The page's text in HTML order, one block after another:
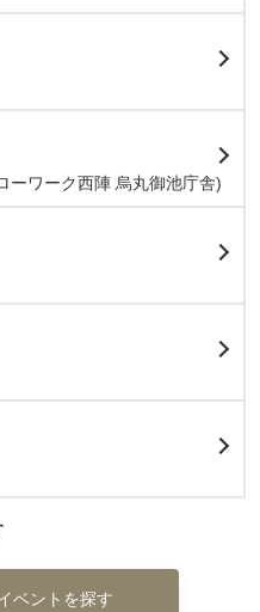
ーワーク西陣 烏丸御池庁舎)
ベントを探す